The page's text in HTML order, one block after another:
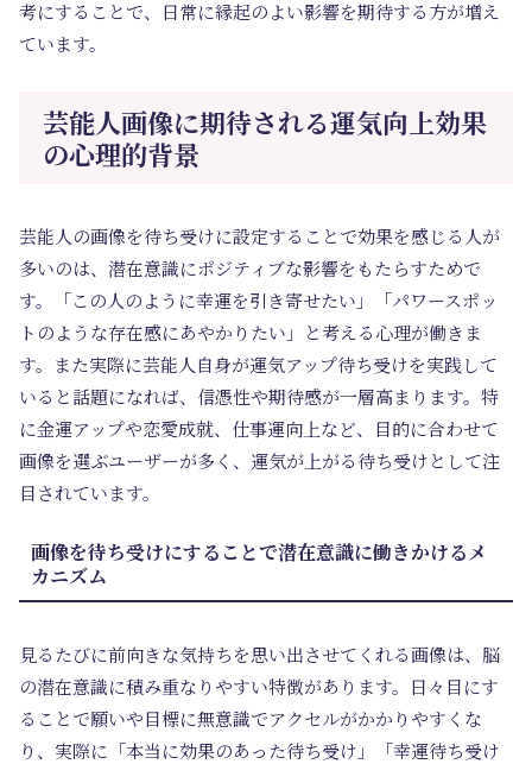
考にすることで、日常に縁起のよい影響を期待する方が増え
ています。
芸能人画像に期待される運気向上効果
の心理的背景
芸能人の画像を待ち受けに設定することで効果を感じる人が
多いのは、潜在意識にポジティブな影響をもたらすためで
す。「この人のように幸運を引き寄せたい」「パワースポッ
トのような存在感にあやかりたい」と考える心理が働きま
す。また実際に芸能人自身が運気アップ待ち受けを実践して
いると話題になれば、信憑性や期待感が一層高まります。特
に金運アップや恋愛成就、仕事運向上など、目的に合わせて
画像を選ぶユーザーが多く、運気が上がる待ち受けとして注
目されています。
画像を待ち受けにすることで潜在意識に働きかけるメ
カニズム
見るたびに前向きな気持ちを思い出させてくれる画像は、脳
の潜在意識に積み重なりやすい特徴があります。日々目にす
ることで願いや目標に無意識でアクセルがかかりやすくな
り、実際に「本当に効果のあった待ち受け」「幸運待ち受け